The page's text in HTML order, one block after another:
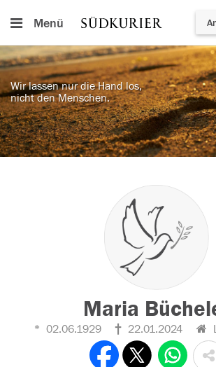
Menü
Wir lassen nur die Hand los,
nicht den Menschen.
Maria
02.06.1929 22.01.2024